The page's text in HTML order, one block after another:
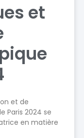
et
et de
Paris 2024 se
en matière